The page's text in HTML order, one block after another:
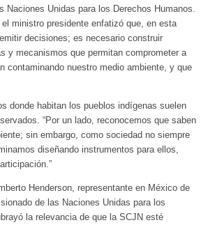
Naciones Unidas para los Derechos Humanos.
ministro presidente enfatizó que, en esta
decisiones; es necesario construir
y mecanismos que permitan comprometer a
contaminando nuestro medio ambiente, y que
donde habitan los pueblos indígenas suelen
“Por un lado, reconocemos que saben
sin embargo, como sociedad no siempre
diseñando instrumentos para ellos,
Henderson, representante en México de
de las Naciones Unidas para los
la relevancia de que la SCJN esté